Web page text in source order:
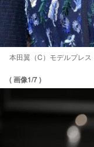
本田翼（C）モデルプレス
( 画像1/7 )